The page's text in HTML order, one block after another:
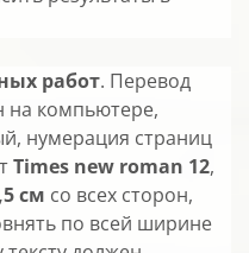
работ. Перевод
на компьютере,
нумерация страниц
Times new roman 12,
см со всех сторон,
по всей ширине